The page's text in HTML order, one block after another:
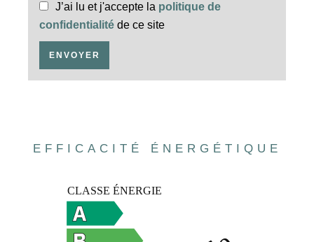
J’ai lu et j'accepte la politique de
confidentialité de ce site
ENVOYER
EFFICACITÉ ÉNERGÉTIQUE